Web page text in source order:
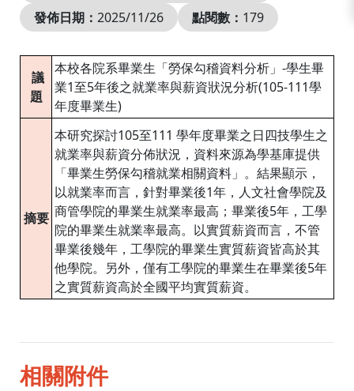
發佈日期： 2025/11/26 點閱數： 179
議
題
本校各院系畢業生「勞保勾稽資料分析」-學生畢
業1至5年後之就業率與薪資狀況分析(105-111學
年度畢業生)
摘要
本研究探討105至111 學年度畢業之日四技學生之
就業率與薪資分佈狀況，資料來源為學基庫提供
「畢業生勞保勾稽就業相關資料」。結果顯示，
以就業率而言，針對畢業後1年，人文社會學院及
商管學院的畢業生就業率最高；畢業後5年，工學
院的畢業生就業率最高。以實質薪資而言，不管
畢業後幾年，工學院的畢業生實質薪資皆高於其
他學院。另外，僅有工學院的畢業生在畢業後5年
之實質薪資高於全國平均實質薪資。
相關附件